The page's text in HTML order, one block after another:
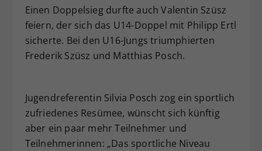
Einen Doppelsieg durfte auch Valentin Szüsz
feiern, der sich das U14-Doppel mit Philipp Ertl
sicherte. Bei den U16-Jungs triumphierten
Frederik Szüsz und Matthias Posch.
Jugendreferentin Silvia Posch zog ein sportlich
zufriedenes Resümee, wünscht sich künftig
aber ein paar mehr Teilnehmer und
Teilnehmerinnen: „Das sportliche Niveau